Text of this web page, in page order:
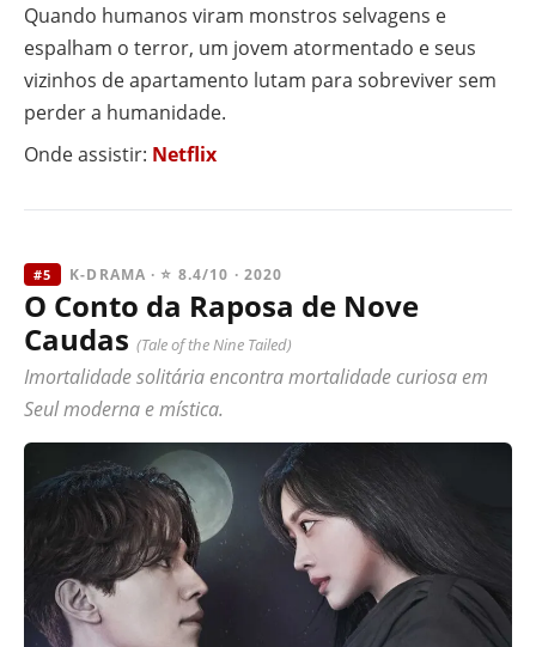
Quando humanos viram monstros selvagens e
espalham o terror, um jovem atormentado e seus
vizinhos de apartamento lutam para sobreviver sem
perder a humanidade.
Onde assistir: Netflix
#5 K-DRAMA · ⭐ 8.4/10 · 2020
O Conto da Raposa de Nove
Caudas (Tale of the Nine Tailed)
Imortalidade solitária encontra mortalidade curiosa em
Seul moderna e mística.